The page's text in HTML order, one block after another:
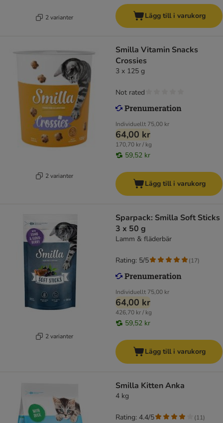
2 varianter Lägg till i varukorg
2 varianter
Smilla Vitamin Snacks
Crossies
3 x 125 g
Individuellt 75,00 kr
64,00 kr
170,70 kr / kg
59,52 kr
Not rated
Lägg till i varukorg
2 varianter
Sparpack: Smilla Soft Sticks
3 x 50 g
Lamm & fläderbär
Individuellt 75,00 kr
64,00 kr
426,70 kr / kg
59,52 kr
Rating: 5/5 (17)
Lägg till i varukorg
Smilla Kitten Anka
4 kg
Rating: 4.4/5 (11)